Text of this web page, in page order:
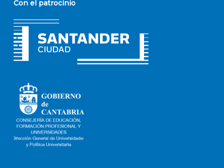
Con el patrocinio